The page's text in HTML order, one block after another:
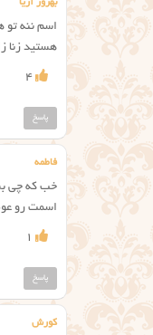
بهروز آریا
اسم ننه تو
هستید زنا
4
پاسخ
فاطمه
خب که چی
اسمت رو
1
پاسخ
کورش